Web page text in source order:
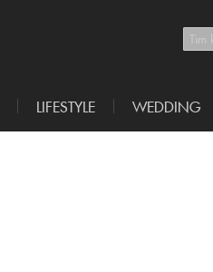
LIFESTYLE WEDDING